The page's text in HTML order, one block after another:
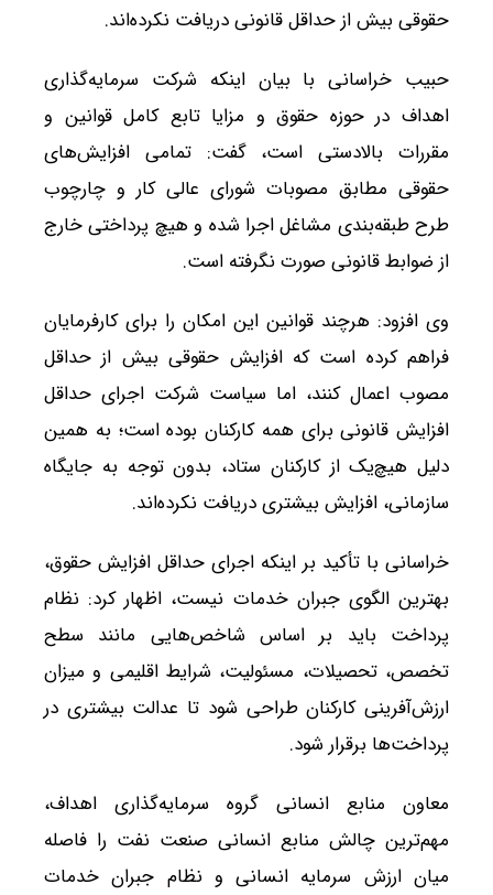
حقوقی بیش از حداقل قانونی دریافت نکرده‌اند.
حبیب خراسانی با بیان اینکه شرکت سرمایه‌گذاری
اهداف در حوزه حقوق و مزایا تابع کامل قوانین و
مقررات بالادستی است، گفت: تمامی افزایش‌های
حقوقی مطابق مصوبات شورای عالی کار و چارچوب
طرح طبقه‌بندی مشاغل اجرا شده و هیچ پرداختی خارج
از ضوابط قانونی صورت نگرفته است.
وی افزود: هرچند قوانین این امکان را برای کارفرمایان
فراهم کرده است که افزایش حقوقی بیش از حداقل
مصوب اعمال کنند، اما سیاست شرکت اجرای حداقل
افزایش قانونی برای همه کارکنان بوده است؛ به همین
دلیل هیچ‌یک از کارکنان ستاد، بدون توجه به جایگاه
سازمانی، افزایش بیشتری دریافت نکرده‌اند.
خراسانی با تأکید بر اینکه اجرای حداقل افزایش حقوق،
بهترین الگوی جبران خدمات نیست، اظهار کرد: نظام
پرداخت باید بر اساس شاخص‌هایی مانند سطح
تخصص، تحصیلات، مسئولیت، شرایط اقلیمی و میزان
ارزش‌آفرینی کارکنان طراحی شود تا عدالت بیشتری در
پرداخت‌ها برقرار شود.
معاون منابع انسانی گروه سرمایه‌گذاری اهداف،
مهم‌ترین چالش منابع انسانی صنعت نفت را فاصله
میان ارزش سرمایه انسانی و نظام جبران خدمات